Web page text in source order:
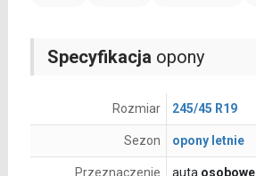
Specyfikacja opony
Rozmiar 245/45 R19
Sezon opony letnie
Przeznaczenie auta osobowe